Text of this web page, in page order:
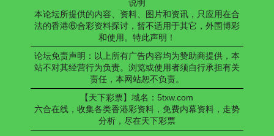
说明
本论坛所提供的内容、资料、图片和资讯，只应用在合
法的香港⑥合彩资料探讨，暂不适用于其它，外围博彩
和使用。特此声明！
论坛免责声明：以上所有广告内容均为赞助商提供，本
站不对其经营行为负责。浏览或使用者须自行承担有关
责任，本网站恕不负责。
【天下彩票】域名：5txw.com
六合在线，收集各类香港彩资料，免费内幕资料，走势
分析，尽在天下彩票